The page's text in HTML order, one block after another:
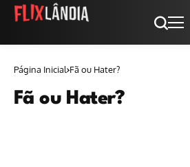
Página Inicial Fã ou Hater?
Fã ou Hater?